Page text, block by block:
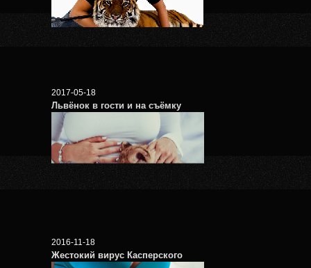
2017-05-18
Львёнок в гости и на съёмку
2016-11-18
Жестокий вирус Касперского